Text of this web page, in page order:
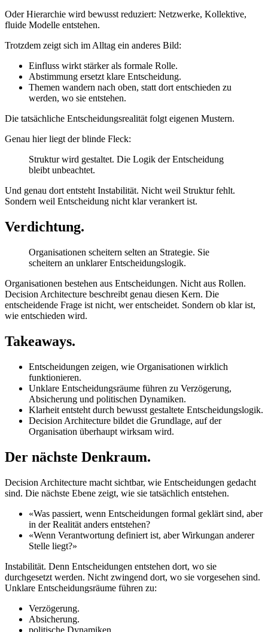
Oder Hierarchie wird bewusst reduziert: Netzwerke, Kollektive,
fluide Modelle entstehen.
Trotzdem zeigt sich im Alltag ein anderes Bild:
Einfluss wirkt stärker als formale Rolle.
Abstimmung ersetzt klare Entscheidung.
Themen wandern nach oben, statt dort entschieden zu
werden, wo sie entstehen.
Die tatsächliche Entscheidungsrealität folgt eigenen Mustern.
Genau hier liegt der blinde Fleck:
Struktur wird gestaltet. Die Logik der Entscheidung
bleibt unbeachtet.
Und genau dort entsteht Instabilität. Nicht weil Struktur fehlt.
Sondern weil Entscheidung nicht klar verankert ist.
Verdichtung.
Organisationen scheitern selten an Strategie. Sie
scheitern an unklarer Entscheidungslogik.
Organisationen bestehen aus Entscheidungen. Nicht aus Rollen.
Decision Architecture beschreibt genau diesen Kern. Die
entscheidende Frage ist nicht, wer entscheidet. Sondern ob klar ist,
wie entschieden wird.
Takeaways.
Entscheidungen zeigen, wie Organisationen wirklich
funktionieren.
Unklare Entscheidungsräume führen zu Verzögerung,
Absicherung und politischen Dynamiken.
Klarheit entsteht durch bewusst gestaltete Entscheidungslogik.
Decision Architecture bildet die Grundlage, auf der
Organisation überhaupt wirksam wird.
Der nächste Denkraum.
Decision Architecture macht sichtbar, wie Entscheidungen gedacht
sind. Die nächste Ebene zeigt, wie sie tatsächlich entstehen.
«Was passiert, wenn Entscheidungen formal geklärt sind, aber
in der Realität anders entstehen?
«Wenn Verantwortung definiert ist, aber Wirkungan anderer
Stelle liegt?»
Instabilität. Denn Entscheidungen entstehen dort, wo sie
durchgesetzt werden. Nicht zwingend dort, wo sie vorgesehen sind.
Unklare Entscheidungsräume führen zu:
Verzögerung.
Absicherung.
politische Dynamiken.